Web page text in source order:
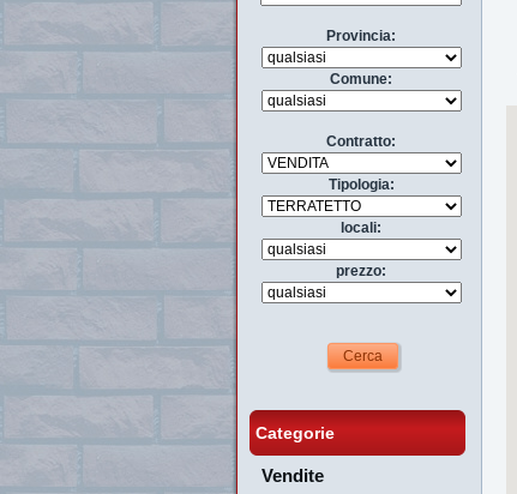
Provincia:
Comune:
Contratto:
Tipologia:
locali:
prezzo:
Categorie
Vendite